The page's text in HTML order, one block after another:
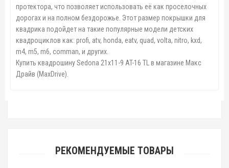
протектора, что позволяет использовать её как проселочных
дорогах и на полном бездорожье. Этот размер покрышки для
квадрика подойдет на такие популярные модели детских
квадроциклов как: profi, atv, honda, eatv, quad, volta, nitro, kxd,
m4, m5, m6, comman, и других.
Купить квадрошину Sedona 21x11-9 AT-16 TL в магазине Макс
Драйв (MaxDrive).
РЕКОМЕНДУЕМЫЕ ТОВАРЫ